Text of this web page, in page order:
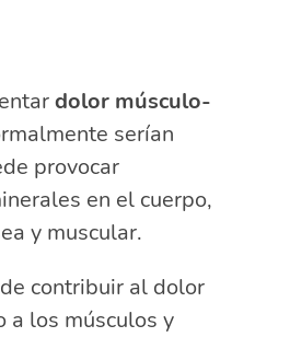
dolor músculo-
serían
provocar
en el cuerpo,
y muscular.
contribuir al dolor
a los músculos y